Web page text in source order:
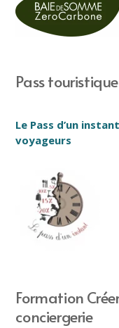
Pass touristique
Le Pass d’un
voyageurs
Formation
conciergerie